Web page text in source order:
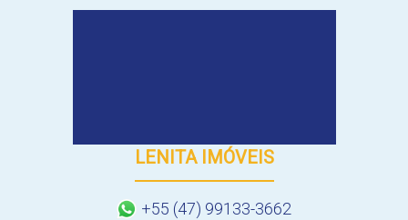
LENITA IMÓVEIS
+55 (47) 99133-3662